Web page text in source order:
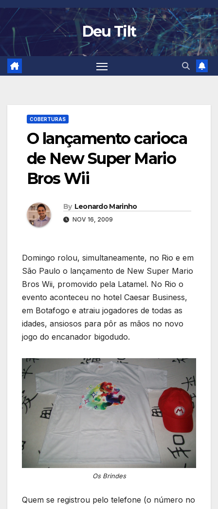
Skip
to
content
Deu Tilt
COBERTURAS
O lançamento carioca
de New Super Mario
Bros Wii
By Leonardo Marinho
NOV 16, 2009
Domingo rolou, simultaneamente, no Rio e em
São Paulo o lançamento de New Super Mario
Bros Wii, promovido pela Latamel. No Rio o
evento aconteceu no hotel Caesar Business,
em Botafogo e atraiu jogadores de todas as
idades, ansiosos para pôr as mãos no novo
jogo do encanador bigodudo.
Os Brindes
Quem se registrou pelo telefone (o número no